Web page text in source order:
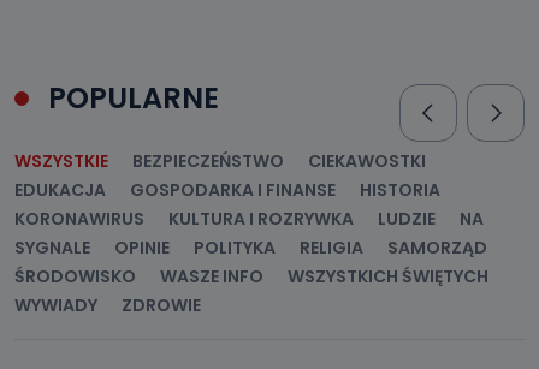
POPULARNE
WSZYSTKIE BEZPIECZEŃSTWO
CIEKAWOSTKI
EDUKACJA
GOSPODARKA I FINANSE
HISTORIA
KORONAWIRUS
KULTURA I ROZRYWKA LUDZIE
NA
SYGNALE
OPINIE POLITYKA RELIGIA
SAMORZĄD
ŚRODOWISKO
WASZE INFO
WSZYSTKICH ŚWIĘTYCH
WYWIADY
ZDROWIE